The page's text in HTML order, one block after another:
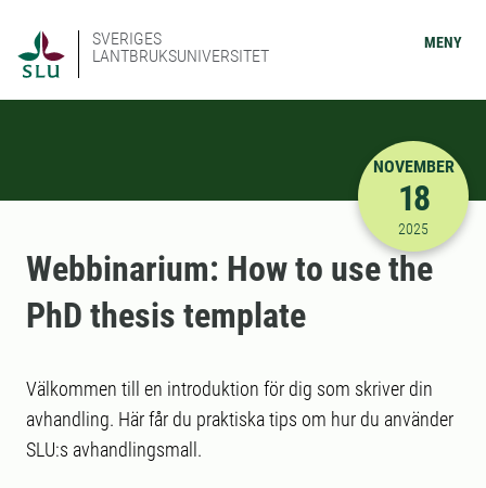
SVERIGES
LANTBRUKSUNIVERSITET
MENY
2025-11-
NOVEMBER
18
2025
Webbinarium: How to use the
PhD thesis template
Välkommen till en introduktion för dig som skriver din
avhandling. Här får du praktiska tips om hur du använder
SLU:s avhandlingsmall.